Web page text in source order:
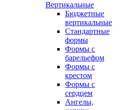
Вертикальные
Бюджетные
вертикальные
Стандартные
формы
Формы с
барельефом
Формы с
крестом
Формы с
сердцем
Ангелы,